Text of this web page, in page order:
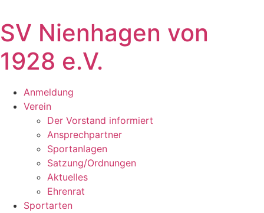
SV Nienhagen von
1928 e.V.
Anmeldung
Verein
Der Vorstand informiert
Ansprechpartner
Sportanlagen
Satzung/Ordnungen
Aktuelles
Ehrenrat
Sportarten